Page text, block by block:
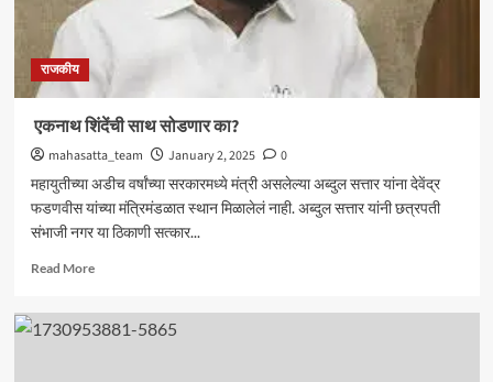
राजकीय
एकनाथ शिंदेंची साथ सोडणार का?
mahasatta_team January 2, 2025
0
महायुतीच्या अडीच वर्षांच्या सरकारमध्ये मंत्री असलेल्या अब्दुल सत्तार यांना देवेंद्र
फडणवीस यांच्या मंत्रिमंडळात स्थान मिळालेलं नाही. अब्दुल सत्तार यांनी छत्रपती
संभाजी नगर या ठिकाणी सत्कार...
Read MoreRead
एकनाथ